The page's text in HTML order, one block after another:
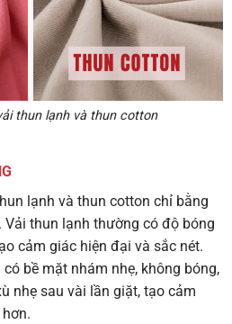
thun lạnh và thun cotton
lạnh và thun cotton chỉ bằng
thun lạnh thường có độ bóng
cảm giác hiện đại và sắc nét.
bề mặt nhám nhẹ, không bóng,
nhẹ sau vài lần giặt, tạo cảm